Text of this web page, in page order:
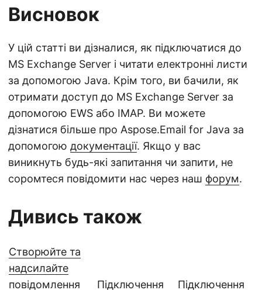
Висновок
У цій статті ви дізналися, як підключатися до
MS Exchange Server і читати електронні листи
за допомогою Java. Крім того, ви бачили, як
отримати доступ до MS Exchange Server за
допомогою EWS або IMAP. Ви можете
дізнатися більше про Aspose.Email for Java за
допомогою документації. Якщо у вас
виникнуть будь-які запитання чи запити, не
соромтеся повідомити нас через наш форум.
Дивись також
Створюйте та
надсилайте
повідомлення
Підключення
Підключення